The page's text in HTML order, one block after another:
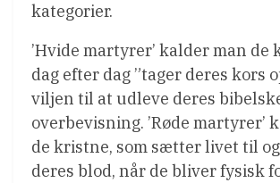
kategorier.
’Hvide martyrer’ kalder man de
dag efter dag ”tager deres kors
viljen til at udleve deres
overbevisning. ’Røde martyrer’
de kristne, som sætter livet til
deres blod, når de bliver fysisk